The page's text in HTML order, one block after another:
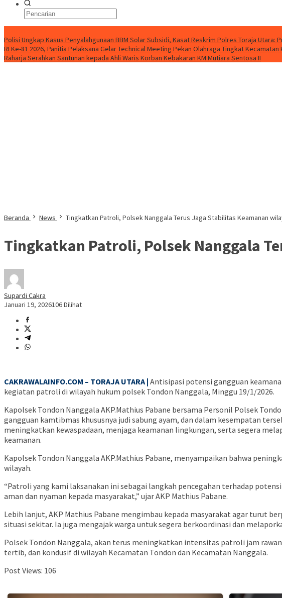
Polisi Ungkap Kasus Penyalahgunaan BBM Solar Subsidi, Kasat Reskrim Polres Toraja Utara:
RI Ke-81 2026, Panitia Pelaksana Gelar Technical Meeting Pekan Olahraga Tingkat Kecamatan
Raharja Serahkan Santunan kepada Ahli Waris Korban Kebakaran KM Mutiara Sentosa II
Beranda News Tingkatkan Patroli, Polsek Nanggala Terus Jaga Stabilitas Keamanan
Tingkatkan Patroli, Polsek Nanggala
Supardi Cakra
Januari 19, 2026106 Dilihat
CAKRAWALAINFO.COM – TORAJA UTARA | Antisipasi potensi gangguan
kegiatan patroli di wilayah hukum polsek Tondon Nanggala, Minggu 19/1/2026.
Kapolsek Tondon Nanggala AKP.Mathius Pabane bersama Personil Polsek
gangguan kamtibmas khususnya judi sabung ayam, dan dalam kesempatan
meningkatkan kewaspadaan, menjaga keamanan lingkungan, serta segera
keamanan.
Kapolsek Tondon Nanggala AKP.Mathius Pabane, menyampaikan bahwa
wilayah.
“Patroli yang kami laksanakan ini sebagai langkah pencegahan terhadap
aman dan nyaman kepada masyarakat,” ujar AKP Mathius Pabane.
Lebih lanjut, AKP Mathius Pabane mengimbau kepada masyarakat agar turut
situasi sekitar. Ia juga mengajak warga untuk segera berkoordinasi dan
Polsek Tondon Nanggala, akan terus meningkatkan intensitas patroli jam
tertib, dan kondusif di wilayah Kecamatan Tondon dan Kecamatan Nanggala.
Post Views: 106